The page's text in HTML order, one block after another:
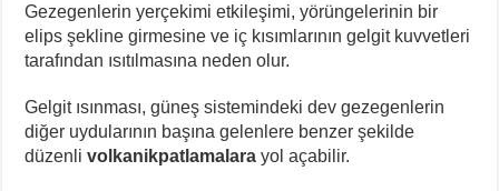
Gezegenlerin yerçekimi etkileşimi, yörüngelerinin bir
elips şekline girmesine ve iç kısımlarının gelgit kuvvetleri
tarafından ısıtılmasına neden olur.
Gelgit ısınması, güneş sistemindeki dev gezegenlerin
diğer uydularının başına gelenlere benzer şekilde
düzenlivolkanikpatlamalara yol açabilir.